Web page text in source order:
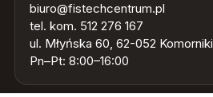
biuro@fistechcentrum.pl
tel. kom. 512 276 167
ul. Młyńska 60, 62-052 Komorniki
Pn–Pt: 8:00–16:00